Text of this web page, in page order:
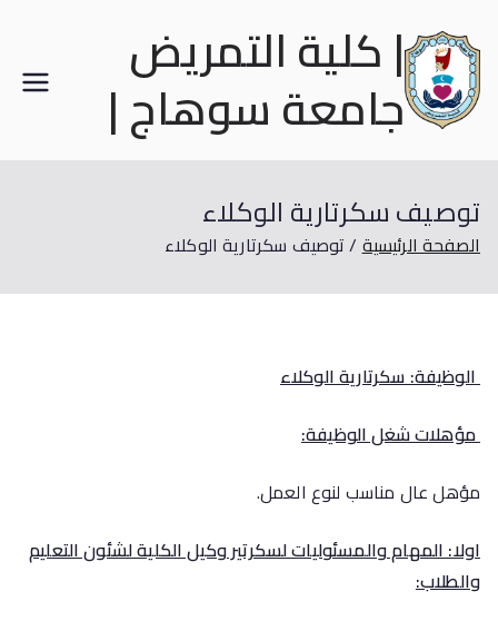
| كلية التمريض
جامعة سوهاج |
توصيف سكرتارية الوكلاء
الصفحة الرئيسية توصيف سكرتارية الوكلاء
الوظيفة: سكرتارية الوكلاء
مؤهلات شغل الوظيفة:
مؤهل عال مناسب لنوع العمل.
اولا: المهام والمسئوليات لسكرتير وكيل الكلية لشئون التعليم
والطلاب: